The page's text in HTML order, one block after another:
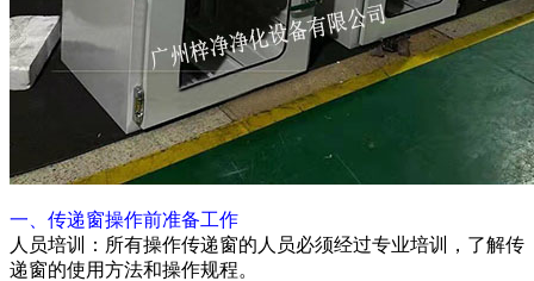
一、传递窗操作前准备工作
人员培训：所有操作传递窗的人员必须经过专业培训，了解传
递窗的使用方法和操作规程。